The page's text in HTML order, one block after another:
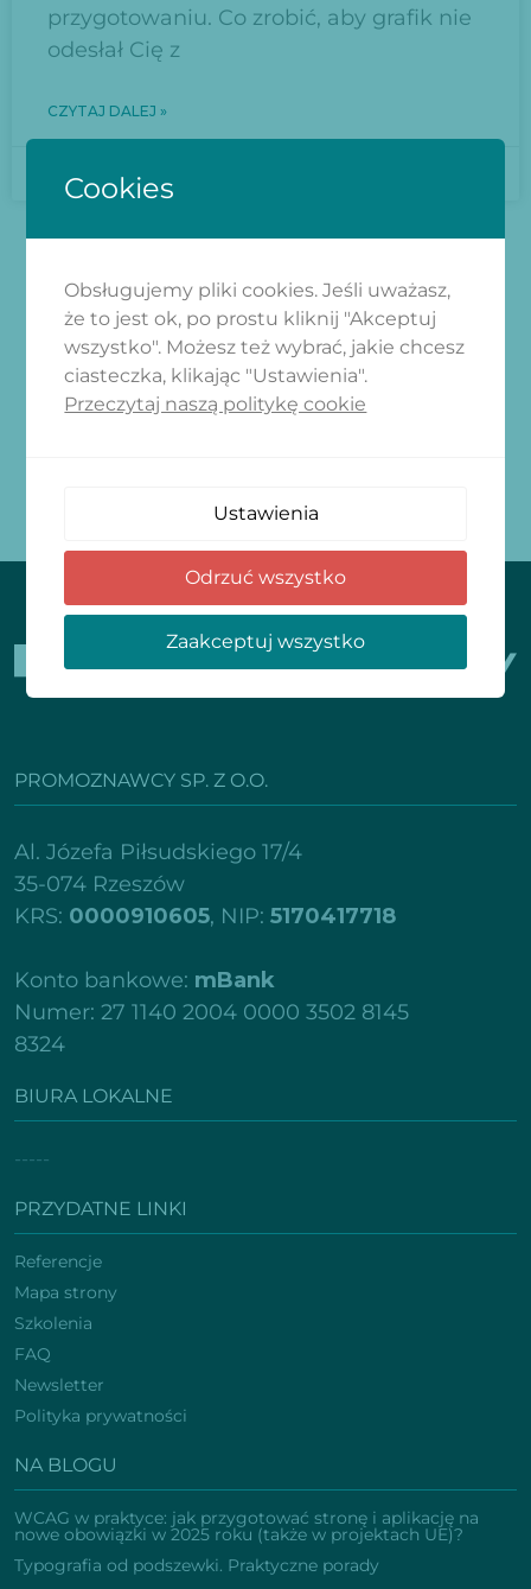
przygotowaniu. Co zrobić, aby grafik nie
odesłał Cię z
CZYTAJ DALEJ »
2024-11-21
ZAPISZ SIĘ
Dołącz do naszego newslettera i
[newsletter_form form="2"]
PROMOZNAWCY SP. Z O.O.
Al. Józefa Piłsudskiego 17/4
35-074 Rzeszów
KRS: 0000910605, NIP: 5170417718
Konto bankowe: mBank
Numer: 27 1140 2004 0000 3502 8145
8324
BIURA LOKALNE
-----
PRZYDATNE LINKI
Referencje
Mapa strony
Szkolenia
FAQ
Newsletter
Polityka prywatności
NA BLOGU
WCAG w praktyce: jak przygotować stronę i aplikację na
nowe obowiązki w 2025 roku (także w projektach UE)?
Typografia od podszewki. Praktyczne porady
Cookies
Obsługujemy pliki cookies. Jeśli uważasz,
że to jest ok, po prostu kliknij "Akceptuj
wszystko". Możesz też wybrać, jakie chcesz
ciasteczka, klikając "Ustawienia".
Przeczytaj naszą politykę cookie
Ustawienia
Odrzuć wszystko
Zaakceptuj wszystko